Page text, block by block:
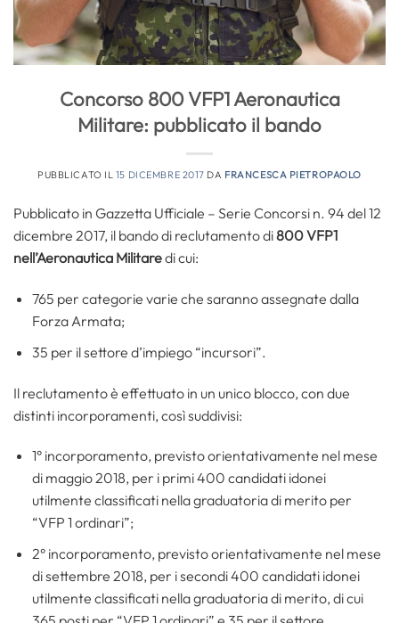
Concorso 800 VFP1 Aeronautica
Militare: pubblicato il bando
PUBBLICATO IL 15 DICEMBRE 2017 DA FRANCESCA PIETROPAOLO
Pubblicato in Gazzetta Ufficiale – Serie Concorsi n. 94 del 12
dicembre 2017, il bando di reclutamento di800 VFP1
nell’Aeronautica Militaredi cui:
765 per categorie varie che saranno assegnate dalla
Forza Armata;
35 per il settore d’impiego “incursori”.
Il reclutamento è effettuato in un unico blocco, con due
distinti incorporamenti, così suddivisi:
1° incorporamento, previsto orientativamente nel mese
di maggio 2018, per i primi 400 candidati idonei
utilmente classificati nella graduatoria di merito per
“VFP 1 ordinari”;
2° incorporamento, previsto orientativamente nel mese
di settembre 2018, per i secondi 400 candidati idonei
utilmente classificati nella graduatoria di merito, di cui